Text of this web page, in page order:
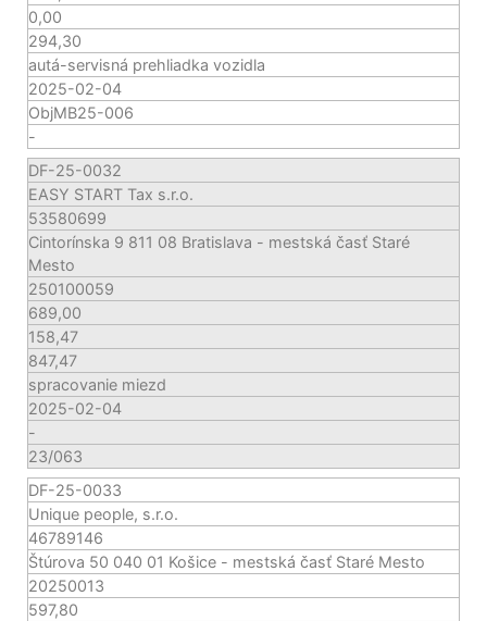
0,00
294,30
autá-servisná prehliadka vozidla
2025-02-04
ObjMB25-006
-
DF-25-0032
EASY START Tax s.r.o.
53580699
Cintorínska 9 811 08 Bratislava - mestská časť Staré
Mesto
250100059
689,00
158,47
847,47
spracovanie miezd
2025-02-04
-
23/063
DF-25-0033
Unique people, s.r.o.
46789146
Štúrova 50 040 01 Košice - mestská časť Staré Mesto
20250013
597,80